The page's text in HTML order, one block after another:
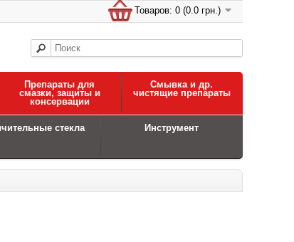
Товаров: 0 (0.0 грн.)
Препараты для
смазки, защиты и
консервации
Смывка и др.
чистящие препараты
стекла Инструмент